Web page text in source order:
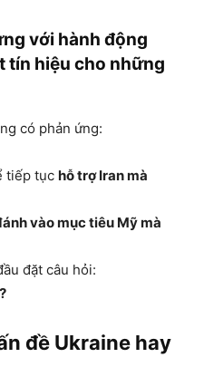
với hành động
tín hiệu cho những
có phản ứng:
tiếp tục hỗ trợ Iran mà
vào mục tiêu Mỹ mà
đặt câu hỏi:
đề Ukraine hay